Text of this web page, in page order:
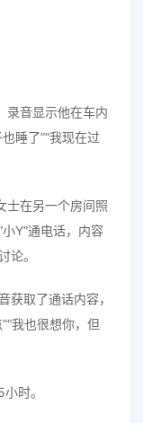
录音显示他在车内
睡了”“我现在过
士在另一个房间照
Y”通电话，内容
论。
获取了通话内容，
我也很想你，但
时。